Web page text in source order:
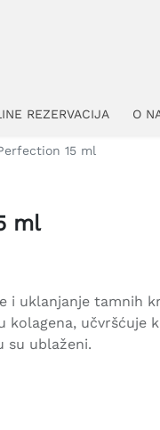
REZERVACIJA O
15 ml
ml
i uklanjanje tamnih
učvršćuje
su ublaženi.